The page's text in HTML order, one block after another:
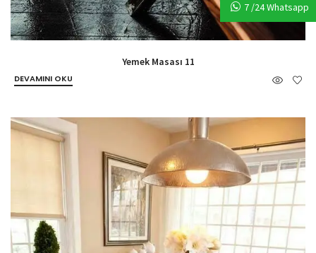
Yemek Masası 11
DEVAMINI OKU
7 /24 Whatsapp